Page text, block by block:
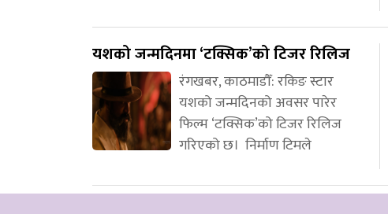
यशको जन्मदिनमा ‘टक्सिक’को टिजर रिलिज
रंगखबर, काठमाडौँ: रकिङ स्टार
यशको जन्मदिनको अवसर पारेर
फिल्म ‘टक्सिक’को टिजर रिलिज
गरिएको छ। निर्माण टिमले